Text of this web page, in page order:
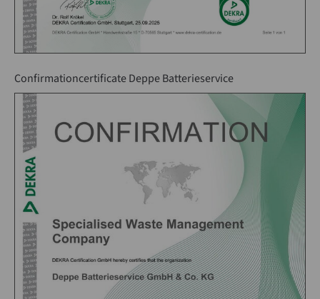
Lorem ipsum dolor sit amet, consectetuer adipiscing elit.
Aenean commodo ligula eget dolor. Aenean massa. Cum
montes, nascetur ridiculus mus. Donec quam felis,
ultricies nec.
Confirmationcertificate Deppe Batterieservice